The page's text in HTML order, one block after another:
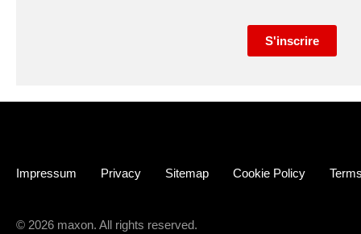
S'inscrire
Impressum Privacy Sitemap Cookie Policy
© 2026 maxon. All rights reserved.